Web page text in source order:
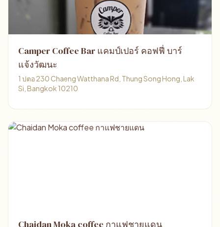
Camper Coffee Bar แคมป์เปอร์ คอฟฟี่ บาร์
แจ้งวัฒนะ
1 ปตอ 230 Chaeng Watthana Rd, Thung Song Hong, Lak
Si, Bangkok 10210
Chaidan Moka coffee กาแฟชายแดน